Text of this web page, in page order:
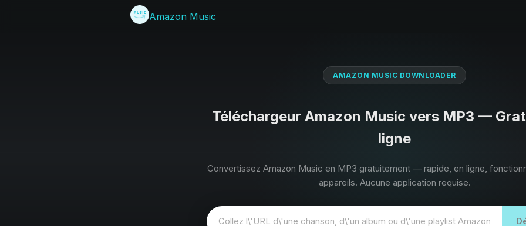
Amazon Music
AMAZON MUSIC DOWNLOADER
Téléchargeur Amazon Music vers MP3 —
ligne
Convertissez Amazon Music en MP3 gratuitement — rapide, en ligne,
appareils. Aucune application requise.